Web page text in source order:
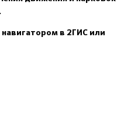
навигатором в 2ГИС или